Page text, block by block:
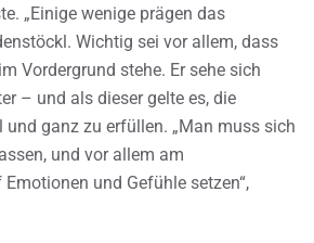
„Einige wenige prägen das
Wichtig sei vor allem, dass
Vordergrund stehe. Er sehe sich
– und als dieser gelte es, die
und ganz zu erfüllen. „Man muss sich
und vor allem am
und Gefühle setzen“,